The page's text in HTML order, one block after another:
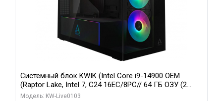
Системный блок KWIK (Intel Core i9-14900 OEM
(Raptor Lake, Intel 7, C24 16EC/8PC// 64 ГБ ОЗУ (2
модуля)/ Afox RTX4090 24GB GDDR6X 384-Bit 3xDP
Модель: KW-Live0103